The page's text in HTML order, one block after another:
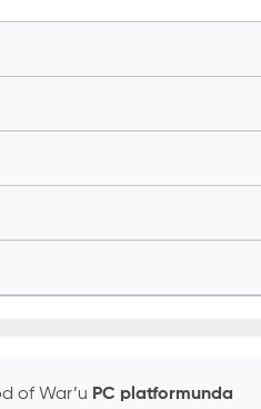
of War’u PC platformunda